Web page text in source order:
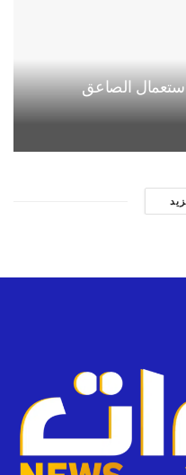
الصاعق